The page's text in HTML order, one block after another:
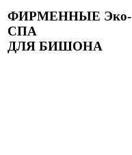
ФИРМЕННЫЕ Эко-
СПА
ДЛЯ БИШОНА